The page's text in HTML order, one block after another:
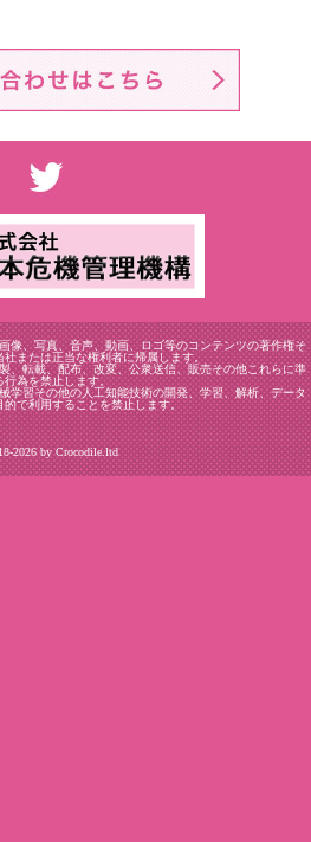
像、写真、音声、動画、ロゴ等のコンテンツの著作権そ
社または正当な権利者に帰属します。
、転載、配布、改変、公衆送信、販売その他これらに準
行為を禁止します。
学習その他の人工知能技術の開発、学習、解析、データ
的で利用することを禁止します。
2026 by Crocodile.ltd